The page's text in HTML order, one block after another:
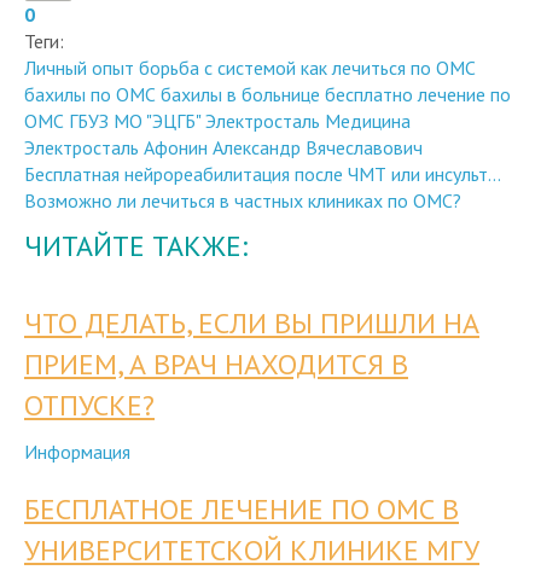
0
Теги:
Личный опыт борьба с системой как лечиться по ОМС
бахилы по ОМС бахилы в больнице бесплатно лечение по
ОМС ГБУЗ МО "ЭЦГБ" Электросталь Медицина
Электросталь Афонин Александр Вячеславович
Бесплатная нейрореабилитация после ЧМТ или инсульт...
Возможно ли лечиться в частных клиниках по ОМС?
ЧИТАЙТЕ ТАКЖЕ:
ЧТО ДЕЛАТЬ, ЕСЛИ ВЫ ПРИШЛИ НА
ПРИЕМ, А ВРАЧ НАХОДИТСЯ В
ОТПУСКЕ?
Информация
БЕСПЛАТНОЕ ЛЕЧЕНИЕ ПО ОМС В
УНИВЕРСИТЕТСКОЙ КЛИНИКЕ МГУ